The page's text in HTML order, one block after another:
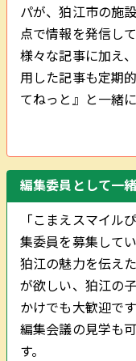
パが、狛江市の施
点で情報を発信し
様々な記事に加え
用した記事も定期
てねっと』と一緒
編集委員として一
「こまえスマイル
集委員を募集してい
狛江の魅力を伝え
が欲しい、狛江の
かけでも大歓迎です
編集会議の見学も
す。